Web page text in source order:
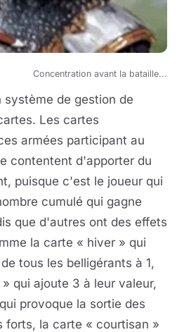
Concentration avant la bataille...
système de gestion de
Les cartes
armées participant au
contentent d'apporter du
puisque c'est le joueur qui
cumulé qui gagne
que d'autres ont des effets
la carte « hiver » qui
tous les belligérants à 1,
qui ajoute 3 à leur valeur,
provoque la sortie des
forts, la carte « courtisan »